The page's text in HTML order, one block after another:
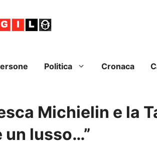
Politica Cronaca
Michielin e la
un lusso…”